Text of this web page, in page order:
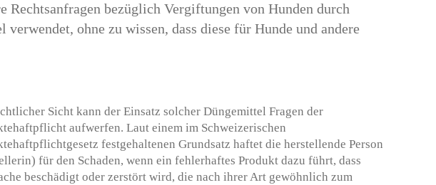
bezüglich Vergiftungen von Hunden durch
ohne zu wissen, dass diese für Hunde und andere
Sicht kann der Einsatz solcher Düngemittel Fragen der
aufwerfen. Laut einem im Schweizerischen
festgehaltenen Grundsatz haftet die herstellende Person
für den Schaden, wenn ein fehlerhaftes Produkt dazu führt, dass
beschädigt oder zerstört wird, die nach ihrer Art gewöhnlich zum